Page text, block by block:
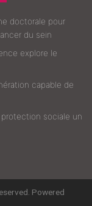
doctorale pour
du sein
explore le
capable de
protection sociale un
Powered